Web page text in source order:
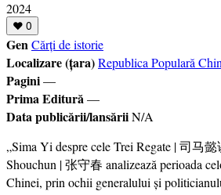
2024
❤ 0
GenCărți de istorie
Localizare (țara)Republica Populară
Pagini—
Prima Editură—
Data publicării/lansăriiN/A
„Sima Yi despre cele Trei Regate | 司马
Shouchun | 张守春 analizează perioada
Chinei, prin ochii generalului și